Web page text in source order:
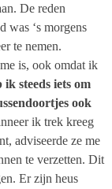
De reden
was ‘s morgens
te nemen.
is, ook omdat ik
ik steeds iets om
ook
ik trek kreeg
adviseerde ze me
te verzetten. Dit
Er zijn heus